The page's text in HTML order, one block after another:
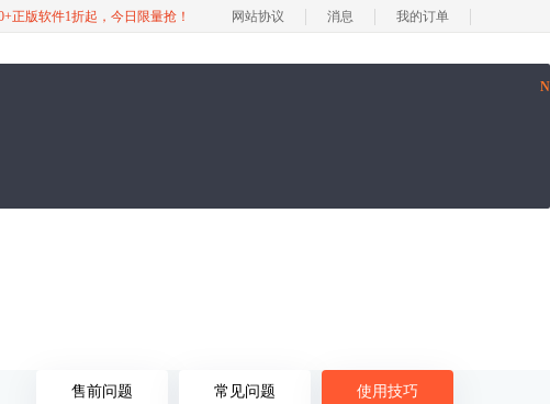
正版软件1折起，今日限量抢！ 网站协议 消息 我的订单
售前问题 常见问题 使用技巧